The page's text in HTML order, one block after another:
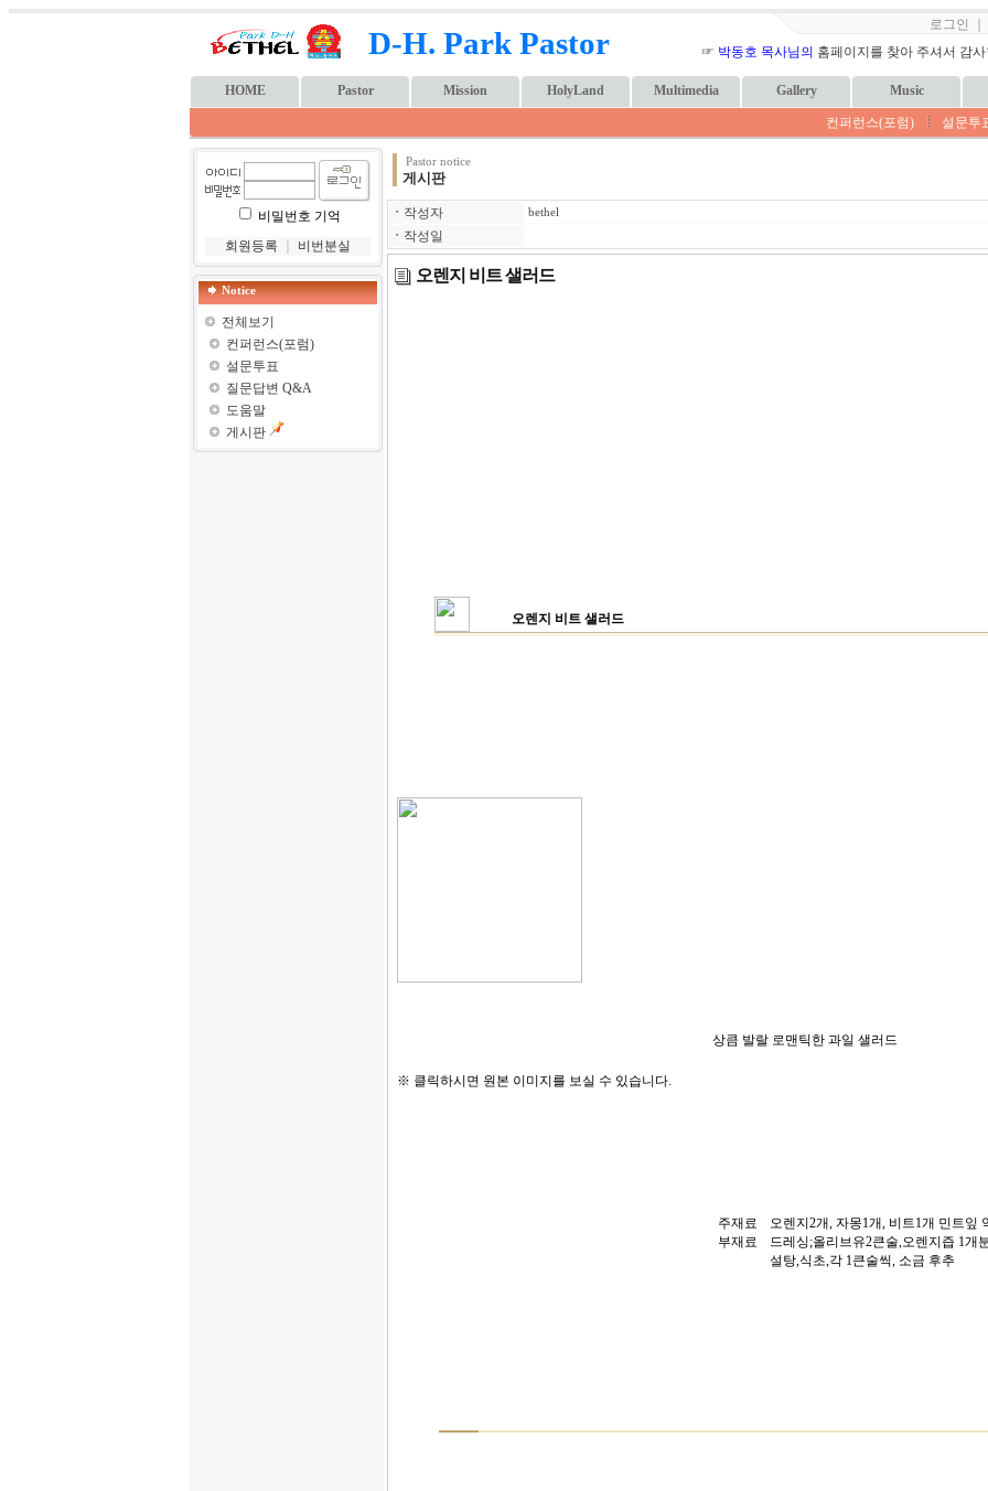
D-H. Park Pastor
로그인
☞ 박동호 목사님의 홈페이지를 찾아 주셔서 감사
HOME Pastor Mission HolyLand Multimedia Gallery Music
컨퍼런스(포럼) 설문투
비밀번호 기억
회원등록
비번분실
Notice
전체보기
컨퍼런스(포럼)
설문투표
질문답변 Q&A
도움말
게시판
Pastor notice
게시판
ㆍ 작성자 bethel
ㆍ 작성일
오렌지 비트 샐러드
오렌지 비트 샐러드
※ 클릭하시면 원본 이미지를 보실 수 있습니다.
상큼 발랄 로맨틱한 과일 샐러드
주재료
오렌지2개, 자몽1개, 비트1개 민트잎
부재료
드레싱;올리브유2큰술,오렌지즙 1개
설탕,식초,각 1큰술씩, 소금 후추